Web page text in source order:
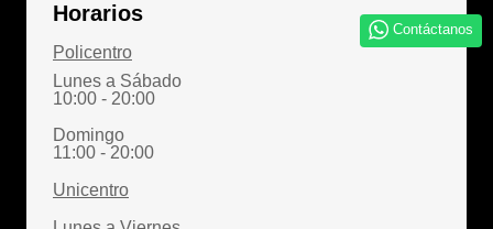
Horarios
Policentro
Lunes a Sábado
10:00 - 20:00
Domingo
11:00 - 20:00
Unicentro
Contáctanos